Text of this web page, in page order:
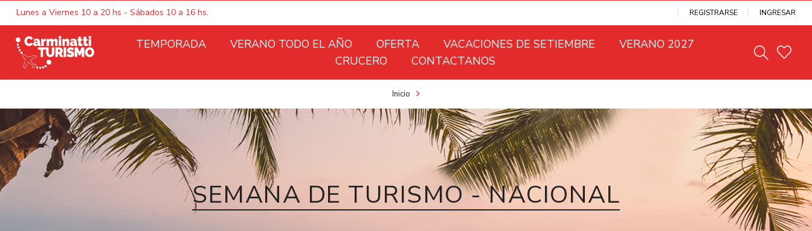
Lunes a Viernes 10 a 20 hs - Sábados 10 a 16 hs. REGISTRARSE INGRESAR
TEMPORADA VERANO TODO EL AÑO OFERTA VACACIONES DE SETIEMBRE
VERANO 2027
CRUCERO
CONTACTANOS
Inicio
SEMANA DE TURISMO - NACIONAL